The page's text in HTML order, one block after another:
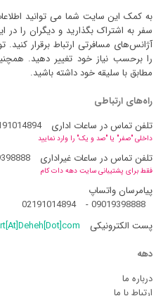
به کمک این سایت شما می توانید
سفر به اشتراک بگذارید و دیگران را در
آژانس‌های مسافرتی ارتباط برقرار
را برحسب نیاز خود تغییر دهید.
مطابق با سلیقه خود داشته باشید.
راه‌های ارتباطی
تلفن تماس در ساعات اداری
داخلی "صفر" یا "صد و یک" را وارد نمایید
تلفن تماس در ساعات غیراداری
فقط برای پشتیبانی سایت دهه دات کام
پیامرسان واتساپ
09019398888
-
02191014894
پست الکترونیکی
دهه
درباره ما
ارتباط با ما